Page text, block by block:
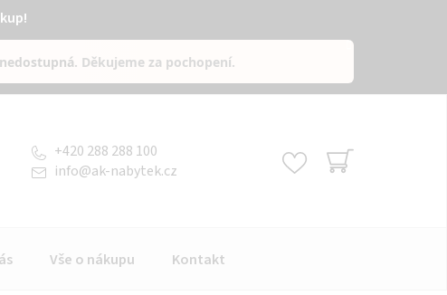
. Děkujeme za pochopení.
info@ak-nabytek.cz
+420 288 288 100
Vše o nákupu Kontakt